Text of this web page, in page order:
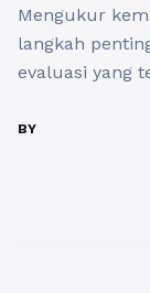
Mengukur
langkah
evaluasi yang
pelajaran
BY